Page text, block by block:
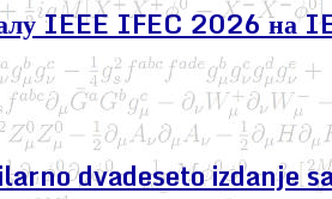
IEEE IFEC 2026 на
dvadeseto izdanje